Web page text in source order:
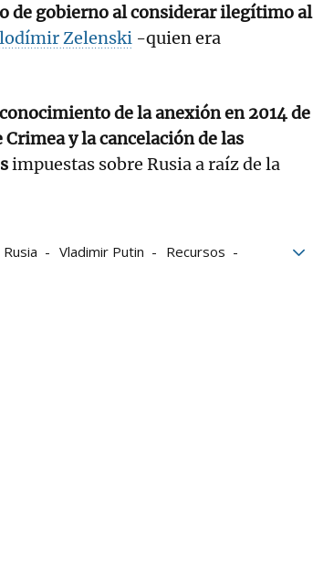
de gobierno al considerar ilegítimo al
Zelenski -quien era
de la anexión en 2014 de
y la cancelación de las
impuestas sobre Rusia a raíz de la
Rusia Vladimir Putin
Recursos